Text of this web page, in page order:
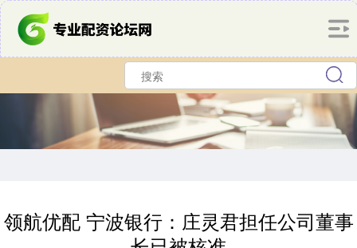
领航优配 宁波银行：庄灵君担任公司董事